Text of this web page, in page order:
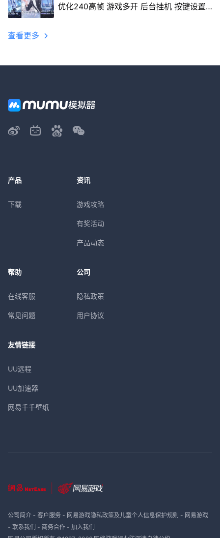
优化240高帧 游戏多开 后台挂机 按键设置
查看更多
产品
下载
资讯
游戏攻略
有奖活动
产品动态
帮助
在线客服
常见问题
公司
隐私政策
用户协议
友情链接
UU远程
UU加速器
网易千千壁纸
公司简介- 客户服务- 网易游戏隐私政策及儿童个人信息保护规则 - 网易游戏
- 联系我们 - 商务合作- 加入我们